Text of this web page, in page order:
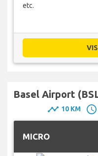
etc.
Basel Airport
timeline 10 KM schedule
MICRO